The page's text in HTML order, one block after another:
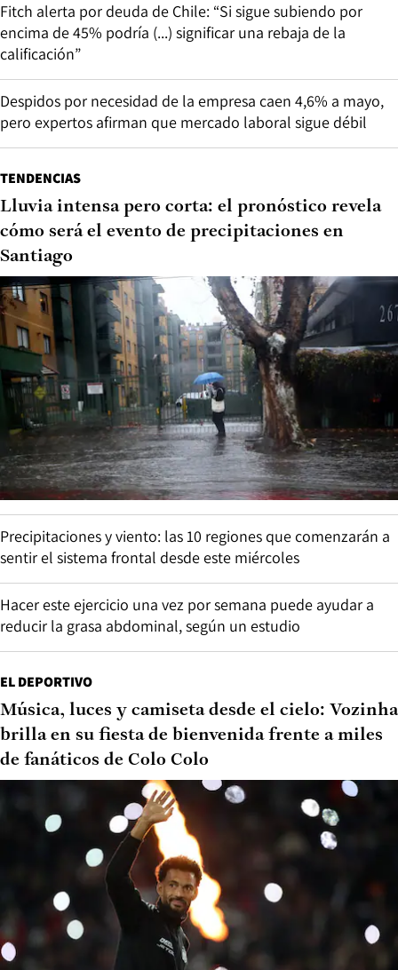
Fitch alerta por deuda de Chile: “Si sigue subiendo por
encima de 45% podría (...) significar una rebaja de la
calificación”
Despidos por necesidad de la empresa caen 4,6% a mayo,
pero expertos afirman que mercado laboral sigue débil
TENDENCIAS
Lluvia intensa pero corta: el pronóstico revela
cómo será el evento de precipitaciones en
Santiago
Precipitaciones y viento: las 10 regiones que comenzarán a
sentir el sistema frontal desde este miércoles
Hacer este ejercicio una vez por semana puede ayudar a
reducir la grasa abdominal, según un estudio
EL DEPORTIVO
Música, luces y camiseta desde el cielo: Vozinha
brilla en su fiesta de bienvenida frente a miles
de fanáticos de Colo Colo